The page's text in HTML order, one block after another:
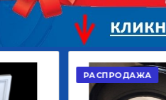
29 668,20 Р
В КОРЗИНУ
АКЦИЯ